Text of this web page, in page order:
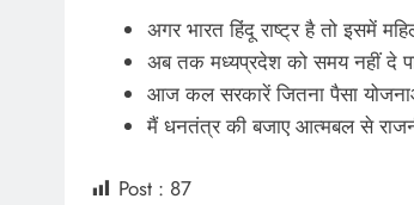
अगर भारत हिंदू राष्ट्र है तो इसमें
अब तक मध्यप्रदेश को समय नहीं दे
आज कल सरकारें जितना पैसा
मैं धनतंत्र की बजाए आत्मबल से
Post : 87